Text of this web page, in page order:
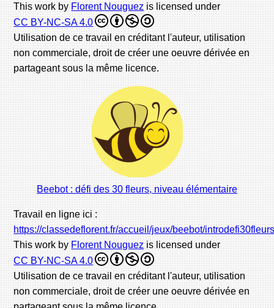
This work by Florent Nouguez is licensed under
CC BY-NC-SA 4.0
Utilisation de ce travail en créditant l'auteur, utilisation
non commerciale, droit de créer une oeuvre dérivée en
partageant sous la même licence.
Beebot : défi des 30 fleurs, niveau élémentaire
Travail en ligne ici :
https://classedeflorent.fr/accueil/jeux/beebot/
This work by Florent Nouguez is licensed under
CC BY-NC-SA 4.0
Utilisation de ce travail en créditant l'auteur, utilisation
non commerciale, droit de créer une oeuvre dérivée en